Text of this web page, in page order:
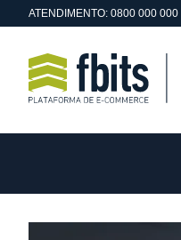
ATENDIMENTO: 0800 000 000